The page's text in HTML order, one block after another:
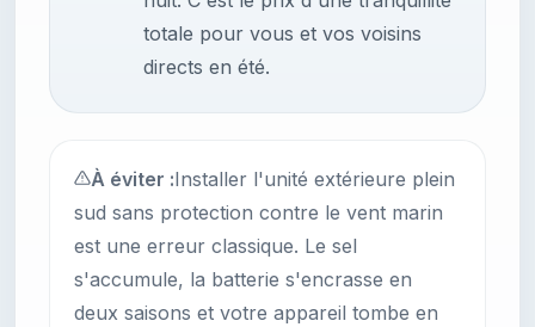
totale pour vous et vos voisins
directs en été.
À éviter :Installer l'unité extérieure plein
sud sans protection contre le vent marin
est une erreur classique. Le sel
s'accumule, la batterie s'encrasse en
deux saisons et votre appareil tombe en